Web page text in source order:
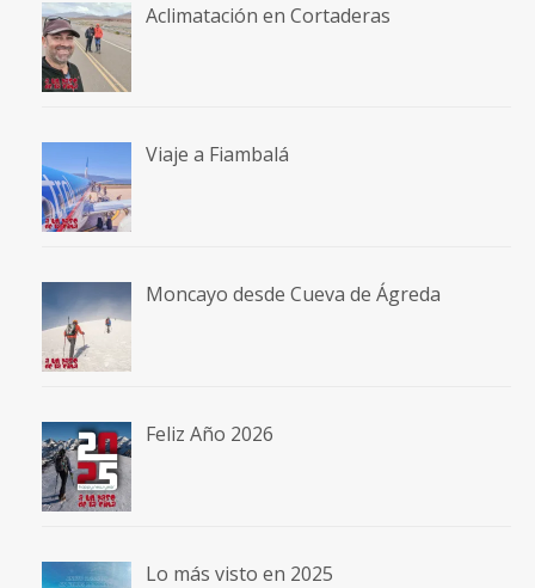
Aclimatación en Cortaderas
Viaje a Fiambalá
Moncayo desde Cueva de Ágreda
Feliz Año 2026
Lo más visto en 2025